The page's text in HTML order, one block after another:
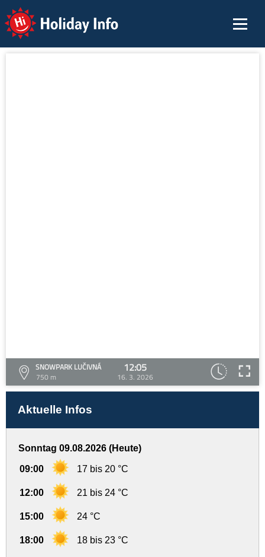
Holiday Info
SNOWPARK LUČIVNÁ
750 m
12:05
16. 3. 2026
Aktuelle Infos
Sonntag 09.08.2026 (Heute)
09:00 17 bis 20 °C
12:00 21 bis 24 °C
15:00 24 °C
18:00 18 bis 23 °C